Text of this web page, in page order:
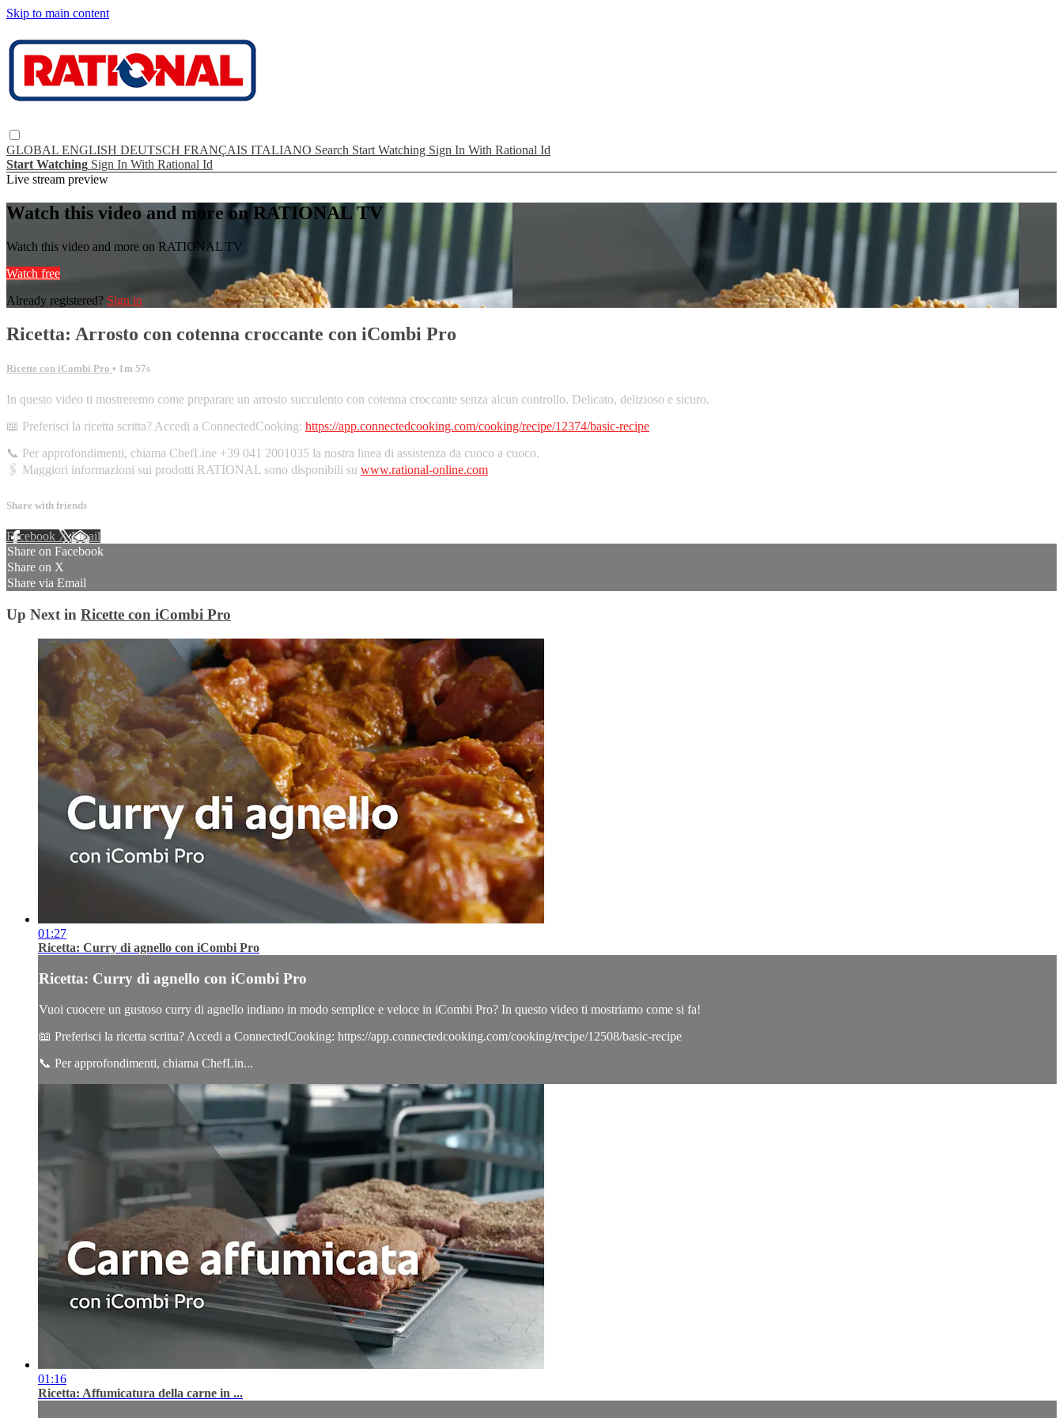
Skip to main content
GLOBAL ENGLISH DEUTSCH FRANÇAIS ITALIANO Search Start Watching Sign In With Rational Id
Start Watching Sign In With Rational Id
Live stream preview
Watch this video and more on RATIONAL TV
Watch this video and more on RATIONAL TV
Watch free
Already registered? Sign in
Ricetta: Arrosto con cotenna croccante con iCombi Pro
Ricette con iCombi Pro • 1m 57s
In questo video ti mostreremo come preparare un arrosto succulento con cotenna croccante senza alcun controllo. Delicato, delizioso e sicuro.
📖 Preferisci la ricetta scritta? Accedi a ConnectedCooking: https://app.connectedcooking.com/cooking/recipe/12374/basic-recipe
📞 Per approfondimenti, chiama ChefLine +39 041 2001035 la nostra linea di assistenza da cuoco a cuoco.
🖇️ Maggiori informazioni sui prodotti RATIONAL sono disponibili su www.rational-online.com
Share with friends
Facebook XEmail
Share on Facebook
Share on X
Share via Email
Up Next in Ricette con iCombi Pro
01:27
Ricetta: Curry di agnello con iCombi Pro
Ricetta: Curry di agnello con iCombi Pro
Vuoi cuocere un gustoso curry di agnello indiano in modo semplice e veloce in iCombi Pro? In questo video ti mostriamo come si fa!
📖 Preferisci la ricetta scritta? Accedi a ConnectedCooking: https://app.connectedcooking.com/cooking/recipe/12508/basic-recipe
📞 Per approfondimenti, chiama ChefLin...
01:16
Ricetta: Affumicatura della carne in ...